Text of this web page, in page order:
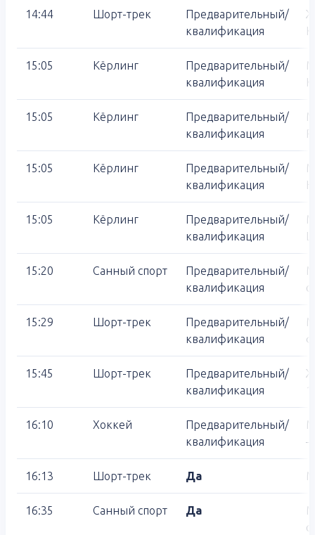
14:44 Шорт-трек
Предварительный/
квалификация
15:05 Кёрлинг
Предварительный/
квалификация
15:05 Кёрлинг
Предварительный/
квалификация
15:05 Кёрлинг
Предварительный/
квалификация
15:05 Кёрлинг
Предварительный/
квалификация
15:20 Санный спорт
Предварительный/
квалификация
15:29 Шорт-трек
Предварительный/
квалификация
15:45 Шорт-трек
Предварительный/
квалификация
16:10 Хоккей
Предварительный/
квалификация
16:13 Шорт-трек Да
16:35 Санный спорт Да